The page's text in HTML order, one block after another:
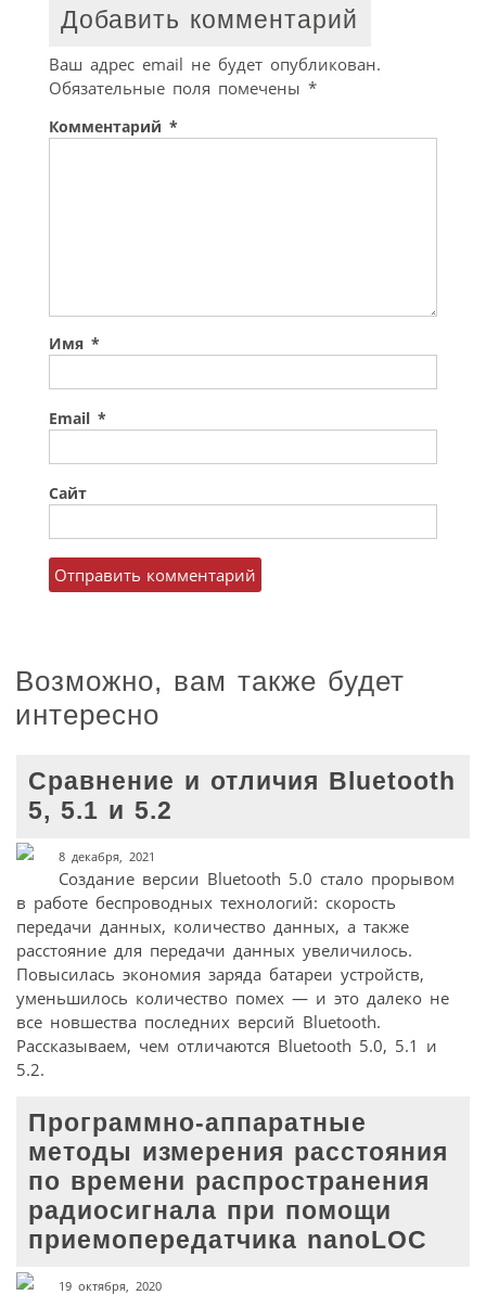
Добавить комментарий
Ваш адрес email не будет опубликован.
Обязательные поля помечены *
Комментарий *
Имя *
Email *
Сайт
Возможно, вам также будет
интересно
Сравнение и отличия Bluetooth
5, 5.1 и 5.2
8 декабря, 2021
Создание версии Bluetooth 5.0 стало прорывом
в работе беспроводных технологий: скорость
передачи данных, количество данных, а также
расстояние для передачи данных увеличилось.
Повысилась экономия заряда батареи устройств,
уменьшилось количество помех — и это далеко не
все новшества последних версий Bluetooth.
Рассказываем, чем отличаются Bluetooth 5.0, 5.1 и
5.2.
Программно-аппаратные
методы измерения расстояния
по времени распространения
радиосигнала при помощи
приемопередатчика nanoLOC
19 октября, 2020